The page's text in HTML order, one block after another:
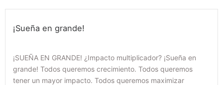
¡Sueña en grande!
¡SUEÑA EN GRANDE! ¿Impacto multiplicador? ¡Sueña en
grande! Todos queremos crecimiento. Todos queremos
tener un mayor impacto. Todos queremos maximizar